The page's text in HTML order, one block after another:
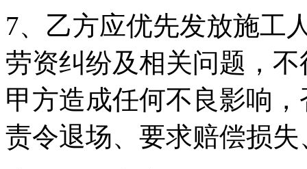
7、乙方应优先发放施工
劳资纠纷及相关问题，
甲方造成任何不良影响
责令退场、要求赔偿损